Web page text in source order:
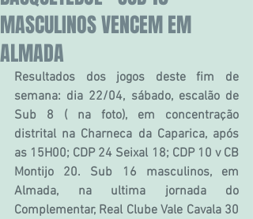
MASCULINOS VENCEM EM
ALMADA
Resultados dos jogos deste fim de
semana: dia 22/04, sábado, escalão de
Sub 8 ( na foto), em concentração
distrital na Charneca da Caparica, após
as 15H00; CDP 24 Seixal 18; CDP 10 v CB
Montijo 20. Sub 16 masculinos, em
Almada, na ultima jornada do
Complementar, Real Clube Vale Cavala 30